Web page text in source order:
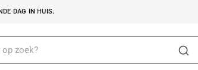
DAG IN HUIS.